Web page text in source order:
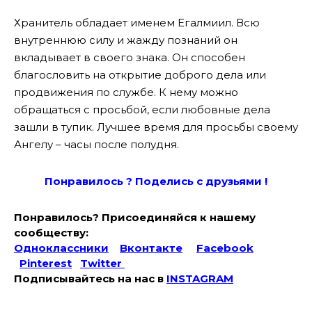
Хранитель обладает именем Егалмиил. Всю
внутреннюю силу и жажду познаний он
вкладывает в своего знака. Он способен
благословить на открытие доброго дела или
продвижения по службе. К нему можно
обращаться с просьбой, если любовные дела
зашли в тупик. Лучшее время для просьбы своему
Ангелу – часы после полудня.
Понравилось ? Поделись с друзьями !
Понравилось? Присоединяйся к нашему
сообществу:
Одноклассники
Вконтакте
Facebook
Pinterest
Twitter
Подписывайтесь на наc в INSTAGRAM